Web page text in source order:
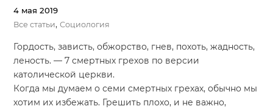
4 мая 2019
Все статьи,Социология
Гордость, зависть, обжорство, гнев, похоть, жадность,
леность. — 7 смертных грехов по версии
католической церкви.
Когда мы думаем о семи смертных грехах, обычно мы
хотим их избежать. Грешить плохо, и не важно,